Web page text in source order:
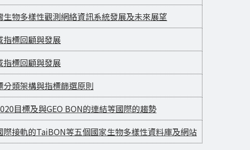
物多樣性觀測網絡資訊系統發展及未來展望
標回顧與發展
標回顧與發展
類架構與指標篩選原則
目標及與GEO BON的連結等國際的趨勢
接軌的TaiBON等五個國家生物多樣性資料庫及網站